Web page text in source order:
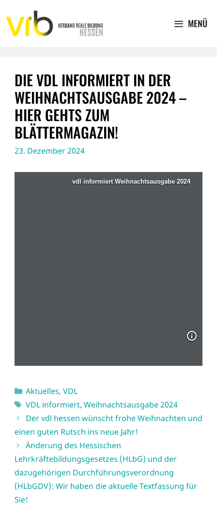
Inhalt
springen
MENÜ
DIE VDL INFORMIERT IN DER
WEIHNACHTSAUSGABE 2024 –
HIER GEHTS ZUM
BLÄTTERMAGAZIN!
23. Dezember 2024
Kategorien
Aktuelles, VDL
Schlagwörter
VDL informiert, Weihnachtsausgabe 2024
Der vdl hessen wünscht frohe Weihnachten und
einen guten Rutsch ins neue Jahr!
Änderung des Hessischen
Lehrkräftebildungsgesetzes (HLbG) und der
dazugehörigen Durchführungsverordnung
(HLbGDV): Wir haben die aktuelle Textfassung für
Sie!